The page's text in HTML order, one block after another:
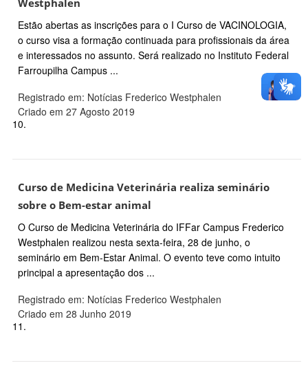
Westphalen
Estão abertas as inscrições para o I Curso de VACINOLOGIA,
o curso visa a formação continuada para profissionais da área
e interessados no assunto. Será realizado no Instituto Federal
Farroupilha Campus ...
Registrado em: Notícias Frederico Westphalen
Criado em 27 Agosto 2019
10.
Curso de Medicina Veterinária realiza seminário
sobre o Bem-estar animal
O Curso de Medicina Veterinária do IFFar Campus Frederico
Westphalen realizou nesta sexta-feira, 28 de junho, o
seminário em Bem-Estar Animal. O evento teve como intuito
principal a apresentação dos ...
Registrado em: Notícias Frederico Westphalen
Criado em 28 Junho 2019
11.